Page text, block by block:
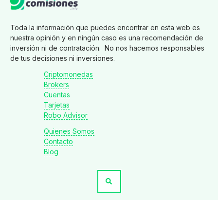
Toda la información que puedes encontrar en esta web es
nuestra opinión y en ningún caso es una recomendación de
inversión ni de contratación. No nos hacemos responsables
de tus decisiones ni inversiones.
Criptomonedas
Brokers
Cuentas
Tarjetas
Robo Advisor
Quienes Somos
Contacto
Blog